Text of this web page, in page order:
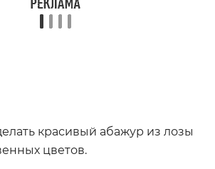
красивый абажур из лозы
цветов.